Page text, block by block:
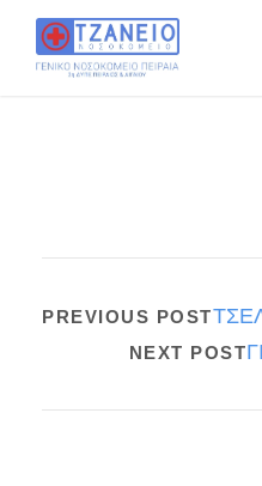
PREVIOUS POST
NEXT POST